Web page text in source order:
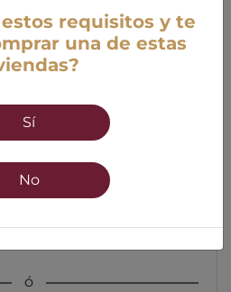
requisitos y te
una de estas
Sí
No
Edad
55 años máximo
ó